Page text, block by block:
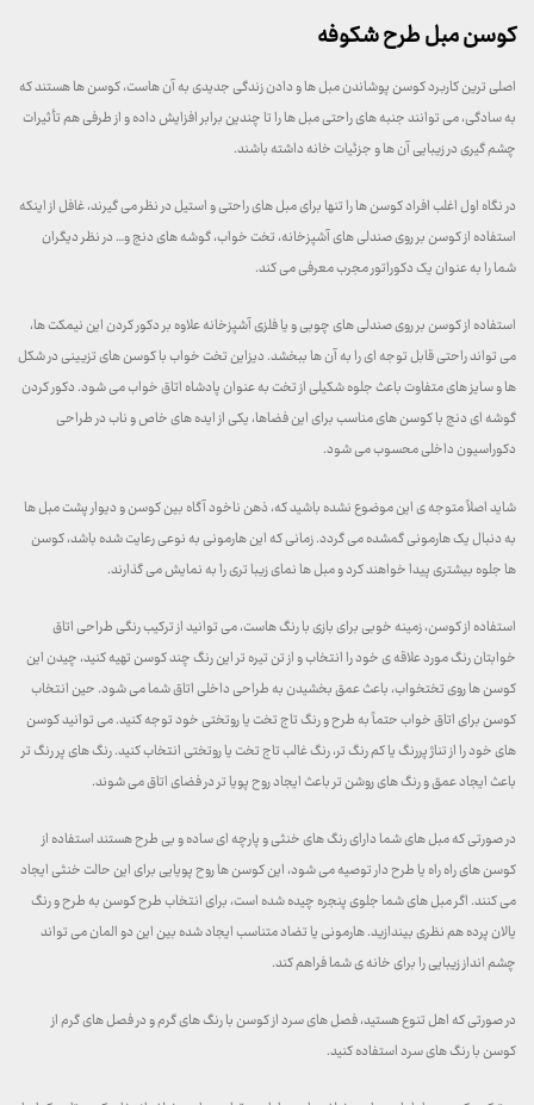
کوسن مبل طرح شکوفه
اصلی ترین کاربرد کوسن پوشاندن مبل ها و دادن زندگی جدیدی به آن هاست، کوسن ها هستند که
به سادگی، می توانند جنبه های راحتی مبل ها را تا چندین برابر افزایش داده و از طرفی هم تأثیرات
چشم گیری در زیبایی آن ها و جزئیات خانه داشته باشند.
در نگاه اول اغلب افراد کوسن ها را تنها برای مبل های راحتی و استیل در نظر می گیرند، غافل از اینکه
استفاده از کوسن بر روی صندلی های آشپزخانه، تخت خواب، گوشه های دنج و… در نظر دیگران
شما را به عنوان یک دکوراتور مجرب معرفی می کند.
استفاده از کوسن بر روی صندلی های چوبی و یا فلزی آشپزخانه علاوه بر دکور کردن این نیمکت ها،
می تواند راحتی قابل توجه ای را به آن ها ببخشد. دیزاین تخت خواب با کوسن های تزیینی در شکل
ها و سایز های متفاوت باعث جلوه شکیلی از تخت به عنوان پادشاه اتاق خواب می شود. دکور کردن
گوشه ای دنج با کوسن های مناسب برای این فضاها، یکی از ایده های خاص و ناب در طراحی
دکوراسیون داخلی محسوب می شود.
شاید اصلاً متوجه ی این موضوع نشده باشید که، ذهن ناخود آگاه بین کوسن و دیوار پشت مبل ها
به دنبال یک هارمونی گمشده می گردد. زمانی که این هارمونی به نوعی رعایت شده باشد، کوسن
ها جلوه بیشتری پیدا خواهند کرد و مبل ها نمای زیبا تری را به نمایش می گذارند.
استفاده از کوسن، زمینه خوبی برای بازی با رنگ هاست، می توانید از ترکیب رنگی طراحی اتاق
خوابتان رنگ مورد علاقه ی خود را انتخاب و از تن تیره تر این رنگ چند کوسن تهیه کنید، چیدن این
کوسن ها روی تختخواب، باعث عمق بخشیدن به طراحی داخلی اتاق شما می شود. حین انتخاب
کوسن برای اتاق خواب حتماً به طرح و رنگ تاج تخت یا روتختی خود توجه کنید. می توانید کوسن
های خود را از تناژ پررنگ یا کم رنگ تر، رنگ غالب تاج تخت یا روتختی انتخاب کنید. رنگ های پر رنگ تر
باعث ایجاد عمق و رنگ های روشن تر باعث ایجاد روح پویا تر در فضای اتاق می شوند.
در صورتی که مبل های شما دارای رنگ های خنثی و پارچه ای ساده و بی طرح هستند استفاده از
کوسن های راه راه یا طرح دار توصیه می شود، این کوسن ها روح پویایی برای این حالت خنثی ایجاد
می کنند. اگر مبل های شما جلوی پنجره چیده شده است، برای انتخاب طرح کوسن به طرح و رنگ
یالان پرده هم نظری بیندازید. هارمونی یا تضاد متناسب ایجاد شده بین این دو المان می تواند
چشم انداز زیبایی را برای خانه ی شما فراهم کند.
در صورتی که اهل تنوع هستید، فصل های سرد از کوسن با رنگ های گرم و در فصل های گرم از
کوسن با رنگ های سرد استفاده کنید.